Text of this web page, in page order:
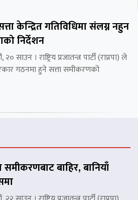
केन्द्रित गतिविधिमा संलग्न नहुन
निर्देशन
साउन । राष्ट्रिय प्रजातन्त्र पार्टी (राप्रपा) ले
गठनमा हुने सत्ता समीकरणको
समीकरणबाट बाहिर, बानियाँ